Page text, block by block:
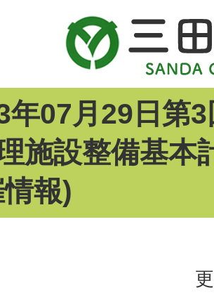
年07月29日第
施設整備基本
報)